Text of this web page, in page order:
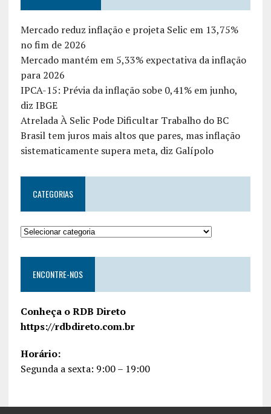
Mercado reduz inflação e projeta Selic em 13,75%
no fim de 2026
Mercado mantém em 5,33% expectativa da inflação
para 2026
IPCA-15: Prévia da inflação sobe 0,41% em junho,
diz IBGE
Atrelada À Selic Pode Dificultar Trabalho do BC
Brasil tem juros mais altos que pares, mas inflação
sistematicamente supera meta, diz Galípolo
CATEGORIAS
ENCONTRE-NOS
Conheça o RDB Direto
https://rdbdireto.com.br
Horário:
Segunda a sexta: 9:00 – 19:00